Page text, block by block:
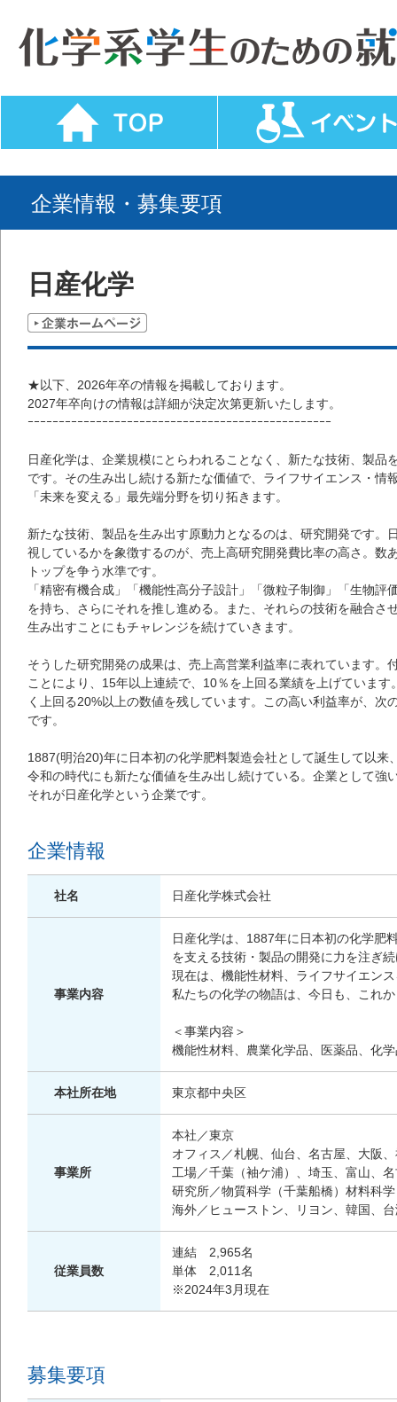
企業情報・募集要項
日産化学
★以下、2026年卒の情報を掲載しております。
2027年卒向けの情報は詳細が決定次第更新いたします。
ｰｰｰｰｰｰｰｰｰｰｰｰｰｰｰｰｰｰｰｰｰｰｰｰｰｰｰｰｰｰｰｰｰｰｰｰｰｰｰｰｰｰｰｰｰｰｰｰｰ
日産化学は、企業規模にとらわれることなく、新たな技術、製品
です。その生み出し続ける新たな価値で、ライフサイエンス・情
「未来を変える」最先端分野を切り拓きます。
新たな技術、製品を生み出す原動力となるのは、研究開発です。
視しているかを象徴するのが、売上高研究開発費比率の高さ。数
トップを争う水準です。
「精密有機合成」「機能性高分子設計」「微粒子制御」「生物評
を持ち、さらにそれを推し進める。また、それらの技術を融合さ
生み出すことにもチャレンジを続けていきます。
そうした研究開発の成果は、売上高営業利益率に表れています。
ことにより、15年以上連続で、10％を上回る業績を上げていま
く上回る20%以上の数値を残しています。この高い利益率が、次
です。
1887(明治20)年に日本初の化学肥料製造会社として誕生して以来
令和の時代にも新たな価値を生み出し続けている。企業として強
それが日産化学という企業です。
企業情報
社名 日産化学株式会社
事業内容
日産化学は、1887年に日本初の化学肥
を支える技術・製品の開発に力を注ぎ
現在は、機能性材料、ライフサイエン
私たちの化学の物語は、今日も、これ
＜事業内容＞
機能性材料、農業化学品、医薬品、化
本社所在地 東京都中央区
事業所
本社／東京
オフィス／札幌、仙台、名古屋、大阪
工場／千葉（袖ケ浦）、埼玉、富山、
研究所／物質科学（千葉船橋）材料科
海外／ヒューストン、リヨン、韓国、
従業員数
連結 2,965名
単体 2,011名
※2024年3月現在
募集要項